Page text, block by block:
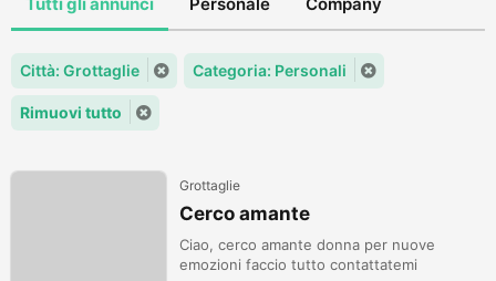
Città: Grottaglie Categoria: Personali
Rimuovi tutto
Grottaglie
Cerco amante
Ciao, cerco amante donna per nuove
emozioni faccio tutto contattatemi